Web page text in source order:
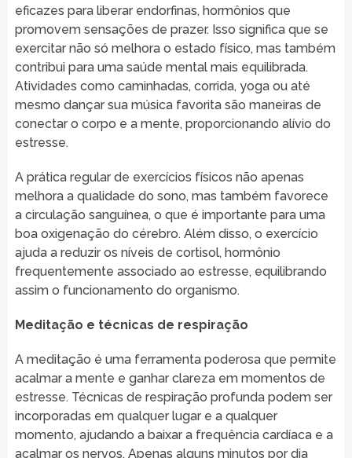
eficazes para liberar endorfinas, hormônios que
promovem sensações de prazer. Isso significa que se
exercitar não só melhora o estado físico, mas também
contribui para uma saúde mental mais equilibrada.
Atividades como caminhadas, corrida, yoga ou até
mesmo dançar sua música favorita são maneiras de
conectar o corpo e a mente, proporcionando alívio do
estresse.
A prática regular de exercícios físicos não apenas
melhora a qualidade do sono, mas também favorece
a circulação sanguínea, o que é importante para uma
boa oxigenação do cérebro. Além disso, o exercício
ajuda a reduzir os níveis de cortisol, hormônio
frequentemente associado ao estresse, equilibrando
assim o funcionamento do organismo.
Meditação e técnicas de respiração
A meditação é uma ferramenta poderosa que permite
acalmar a mente e ganhar clareza em momentos de
estresse. Técnicas de respiração profunda podem ser
incorporadas em qualquer lugar e a qualquer
momento, ajudando a baixar a frequência cardíaca e a
acalmar os nervos. Apenas alguns minutos por dia